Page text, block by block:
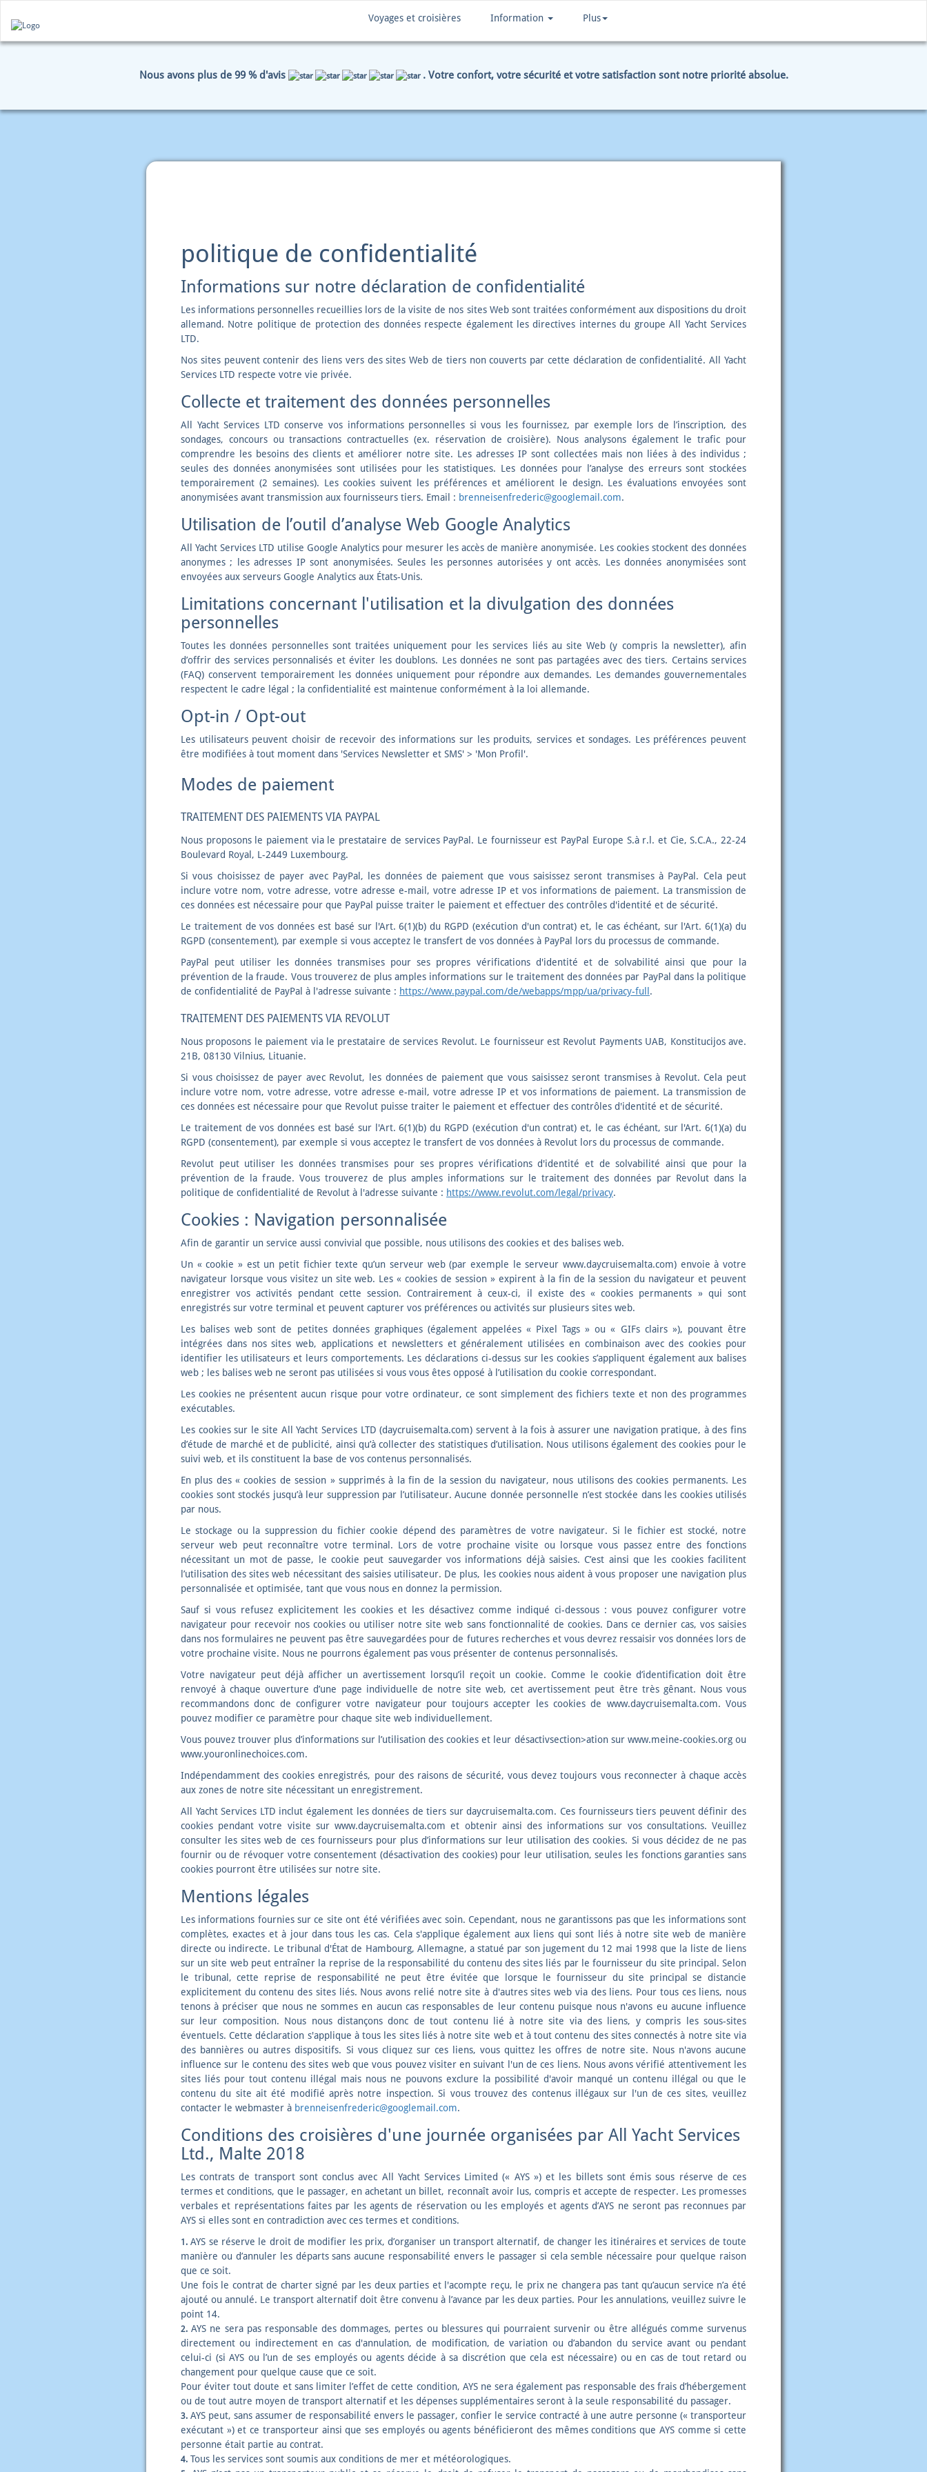
Voyages et croisières Information Plus
Nous avons plus de 99 % d'avis . Votre confort, votre sécurité et votre satisfaction sont notre priorité absolue.
politique de confidentialité
Informations sur notre déclaration de confidentialité
Les informations personnelles recueillies lors de la visite de nos sites Web sont traitées conformément aux dispositions du droit
allemand. Notre politique de protection des données respecte également les directives internes du groupe All Yacht Services
LTD.
Nos sites peuvent contenir des liens vers des sites Web de tiers non couverts par cette déclaration de confidentialité. All Yacht
Services LTD respecte votre vie privée.
Collecte et traitement des données personnelles
All Yacht Services LTD conserve vos informations personnelles si vous les fournissez, par exemple lors de l’inscription, des
sondages, concours ou transactions contractuelles (ex. réservation de croisière). Nous analysons également le trafic pour
comprendre les besoins des clients et améliorer notre site. Les adresses IP sont collectées mais non liées à des individus ;
seules des données anonymisées sont utilisées pour les statistiques. Les données pour l’analyse des erreurs sont stockées
temporairement (2 semaines). Les cookies suivent les préférences et améliorent le design. Les évaluations envoyées sont
anonymisées avant transmission aux fournisseurs tiers. Email : brenneisenfrederic@googlemail.com.
Utilisation de l’outil d’analyse Web Google Analytics
All Yacht Services LTD utilise Google Analytics pour mesurer les accès de manière anonymisée. Les cookies stockent des données
anonymes ; les adresses IP sont anonymisées. Seules les personnes autorisées y ont accès. Les données anonymisées sont
envoyées aux serveurs Google Analytics aux États-Unis.
Limitations concernant l'utilisation et la divulgation des données
personnelles
Toutes les données personnelles sont traitées uniquement pour les services liés au site Web (y compris la newsletter), afin
d’offrir des services personnalisés et éviter les doublons. Les données ne sont pas partagées avec des tiers. Certains services
(FAQ) conservent temporairement les données uniquement pour répondre aux demandes. Les demandes gouvernementales
respectent le cadre légal ; la confidentialité est maintenue conformément à la loi allemande.
Opt-in / Opt-out
Les utilisateurs peuvent choisir de recevoir des informations sur les produits, services et sondages. Les préférences peuvent
être modifiées à tout moment dans 'Services Newsletter et SMS' > 'Mon Profil'.
Modes de paiement
TRAITEMENT DES PAIEMENTS VIA PAYPAL
Nous proposons le paiement via le prestataire de services PayPal. Le fournisseur est PayPal Europe S.à r.l. et Cie, S.C.A., 22‑24
Boulevard Royal, L-2449 Luxembourg.
Si vous choisissez de payer avec PayPal, les données de paiement que vous saisissez seront transmises à PayPal. Cela peut
inclure votre nom, votre adresse, votre adresse e-mail, votre adresse IP et vos informations de paiement. La transmission de
ces données est nécessaire pour que PayPal puisse traiter le paiement et effectuer des contrôles d'identité et de sécurité.
Le traitement de vos données est basé sur l'Art. 6(1)(b) du RGPD (exécution d'un contrat) et, le cas échéant, sur l'Art. 6(1)(a) du
RGPD (consentement), par exemple si vous acceptez le transfert de vos données à PayPal lors du processus de commande.
PayPal peut utiliser les données transmises pour ses propres vérifications d'identité et de solvabilité ainsi que pour la
prévention de la fraude. Vous trouverez de plus amples informations sur le traitement des données par PayPal dans la politique
de confidentialité de PayPal à l'adresse suivante : https://www.paypal.com/de/webapps/mpp/ua/privacy-full .
TRAITEMENT DES PAIEMENTS VIA REVOLUT
Nous proposons le paiement via le prestataire de services Revolut. Le fournisseur est Revolut Payments UAB, Konstitucijos ave.
21B, 08130 Vilnius, Lituanie.
Si vous choisissez de payer avec Revolut, les données de paiement que vous saisissez seront transmises à Revolut. Cela peut
inclure votre nom, votre adresse, votre adresse e-mail, votre adresse IP et vos informations de paiement. La transmission de
ces données est nécessaire pour que Revolut puisse traiter le paiement et effectuer des contrôles d'identité et de sécurité.
Le traitement de vos données est basé sur l'Art. 6(1)(b) du RGPD (exécution d'un contrat) et, le cas échéant, sur l'Art. 6(1)(a) du
RGPD (consentement), par exemple si vous acceptez le transfert de vos données à Revolut lors du processus de commande.
Revolut peut utiliser les données transmises pour ses propres vérifications d'identité et de solvabilité ainsi que pour la
prévention de la fraude. Vous trouverez de plus amples informations sur le traitement des données par Revolut dans la
politique de confidentialité de Revolut à l'adresse suivante : https://www.revolut.com/legal/privacy.
Cookies : Navigation personnalisée
Afin de garantir un service aussi convivial que possible, nous utilisons des cookies et des balises web.
Un « cookie » est un petit fichier texte qu’un serveur web (par exemple le serveur www.daycruisemalta.com) envoie à votre
navigateur lorsque vous visitez un site web. Les « cookies de session » expirent à la fin de la session du navigateur et peuvent
enregistrer vos activités pendant cette session. Contrairement à ceux-ci, il existe des « cookies permanents » qui sont
enregistrés sur votre terminal et peuvent capturer vos préférences ou activités sur plusieurs sites web.
Les balises web sont de petites données graphiques (également appelées « Pixel Tags » ou « GIFs clairs »), pouvant être
intégrées dans nos sites web, applications et newsletters et généralement utilisées en combinaison avec des cookies pour
identifier les utilisateurs et leurs comportements. Les déclarations ci-dessus sur les cookies s’appliquent également aux balises
web ; les balises web ne seront pas utilisées si vous vous êtes opposé à l’utilisation du cookie correspondant.
Les cookies ne présentent aucun risque pour votre ordinateur, ce sont simplement des fichiers texte et non des programmes
exécutables.
Les cookies sur le site All Yacht Services LTD (daycruisemalta.com) servent à la fois à assurer une navigation pratique, à des fins
d’étude de marché et de publicité, ainsi qu’à collecter des statistiques d’utilisation. Nous utilisons également des cookies pour le
suivi web, et ils constituent la base de vos contenus personnalisés.
En plus des « cookies de session » supprimés à la fin de la session du navigateur, nous utilisons des cookies permanents. Les
cookies sont stockés jusqu’à leur suppression par l’utilisateur. Aucune donnée personnelle n’est stockée dans les cookies utilisés
par nous.
Le stockage ou la suppression du fichier cookie dépend des paramètres de votre navigateur. Si le fichier est stocké, notre
serveur web peut reconnaître votre terminal. Lors de votre prochaine visite ou lorsque vous passez entre des fonctions
nécessitant un mot de passe, le cookie peut sauvegarder vos informations déjà saisies. C’est ainsi que les cookies facilitent
l’utilisation des sites web nécessitant des saisies utilisateur. De plus, les cookies nous aident à vous proposer une navigation plus
personnalisée et optimisée, tant que vous nous en donnez la permission.
Sauf si vous refusez explicitement les cookies et les désactivez comme indiqué ci-dessous : vous pouvez configurer votre
navigateur pour recevoir nos cookies ou utiliser notre site web sans fonctionnalité de cookies. Dans ce dernier cas, vos saisies
dans nos formulaires ne peuvent pas être sauvegardées pour de futures recherches et vous devrez ressaisir vos données lors de
votre prochaine visite. Nous ne pourrons également pas vous présenter de contenus personnalisés.
Votre navigateur peut déjà afficher un avertissement lorsqu’il reçoit un cookie. Comme le cookie d’identification doit être
renvoyé à chaque ouverture d’une page individuelle de notre site web, cet avertissement peut être très gênant. Nous vous
recommandons donc de configurer votre navigateur pour toujours accepter les cookies de www.daycruisemalta.com. Vous
pouvez modifier ce paramètre pour chaque site web individuellement.
Vous pouvez trouver plus d’informations sur l’utilisation des cookies et leur désactivsection>ation sur www.meine-cookies.org ou
www.youronlinechoices.com.
Indépendamment des cookies enregistrés, pour des raisons de sécurité, vous devez toujours vous reconnecter à chaque accès
aux zones de notre site nécessitant un enregistrement.
All Yacht Services LTD inclut également les données de tiers sur daycruisemalta.com. Ces fournisseurs tiers peuvent définir des
cookies pendant votre visite sur www.daycruisemalta.com et obtenir ainsi des informations sur vos consultations. Veuillez
consulter les sites web de ces fournisseurs pour plus d’informations sur leur utilisation des cookies. Si vous décidez de ne pas
fournir ou de révoquer votre consentement (désactivation des cookies) pour leur utilisation, seules les fonctions garanties sans
cookies pourront être utilisées sur notre site.
Mentions légales
Les informations fournies sur ce site ont été vérifiées avec soin. Cependant, nous ne garantissons pas que les informations sont
complètes, exactes et à jour dans tous les cas. Cela s'applique également aux liens qui sont liés à notre site web de manière
directe ou indirecte. Le tribunal d'État de Hambourg, Allemagne, a statué par son jugement du 12 mai 1998 que la liste de liens
sur un site web peut entraîner la reprise de la responsabilité du contenu des sites liés par le fournisseur du site principal. Selon
le tribunal, cette reprise de responsabilité ne peut être évitée que lorsque le fournisseur du site principal se distancie
explicitement du contenu des sites liés. Nous avons relié notre site à d'autres sites web via des liens. Pour tous ces liens, nous
tenons à préciser que nous ne sommes en aucun cas responsables de leur contenu puisque nous n'avons eu aucune influence
sur leur composition. Nous nous distançons donc de tout contenu lié à notre site via des liens, y compris les sous-sites
éventuels. Cette déclaration s'applique à tous les sites liés à notre site web et à tout contenu des sites connectés à notre site via
des bannières ou autres dispositifs. Si vous cliquez sur ces liens, vous quittez les offres de notre site. Nous n'avons aucune
influence sur le contenu des sites web que vous pouvez visiter en suivant l'un de ces liens. Nous avons vérifié attentivement les
sites liés pour tout contenu illégal mais nous ne pouvons exclure la possibilité d'avoir manqué un contenu illégal ou que le
contenu du site ait été modifié après notre inspection. Si vous trouvez des contenus illégaux sur l'un de ces sites, veuillez
contacter le webmaster à brenneisenfrederic@googlemail.com.
Conditions des croisières d'une journée organisées par All Yacht Services
Ltd., Malte 2018
Les contrats de transport sont conclus avec All Yacht Services Limited (« AYS ») et les billets sont émis sous réserve de ces
termes et conditions, que le passager, en achetant un billet, reconnaît avoir lus, compris et accepte de respecter. Les promesses
verbales et représentations faites par les agents de réservation ou les employés et agents d’AYS ne seront pas reconnues par
AYS si elles sont en contradiction avec ces termes et conditions.
1. AYS se réserve le droit de modifier les prix, d’organiser un transport alternatif, de changer les itinéraires et services de toute
manière ou d’annuler les départs sans aucune responsabilité envers le passager si cela semble nécessaire pour quelque raison
que ce soit.
Une fois le contrat de charter signé par les deux parties et l'acompte reçu, le prix ne changera pas tant qu’aucun service n’a été
ajouté ou annulé. Le transport alternatif doit être convenu à l’avance par les deux parties. Pour les annulations, veuillez suivre le
point 14.
2. AYS ne sera pas responsable des dommages, pertes ou blessures qui pourraient survenir ou être allégués comme survenus
directement ou indirectement en cas d'annulation, de modification, de variation ou d’abandon du service avant ou pendant
celui-ci (si AYS ou l’un de ses employés ou agents décide à sa discrétion que cela est nécessaire) ou en cas de tout retard ou
changement pour quelque cause que ce soit.
Pour éviter tout doute et sans limiter l’effet de cette condition, AYS ne sera également pas responsable des frais d’hébergement
ou de tout autre moyen de transport alternatif et les dépenses supplémentaires seront à la seule responsabilité du passager.
3. AYS peut, sans assumer de responsabilité envers le passager, confier le service contracté à une autre personne (« transporteur
exécutant ») et ce transporteur ainsi que ses employés ou agents bénéficieront des mêmes conditions que AYS comme si cette
personne était partie au contrat.
4. Tous les services sont soumis aux conditions de mer et météorologiques.